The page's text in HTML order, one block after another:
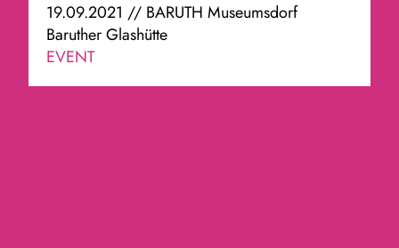
19.09.2021 // BARUTH Museumsdorf
Baruther Glashütte
EVENT